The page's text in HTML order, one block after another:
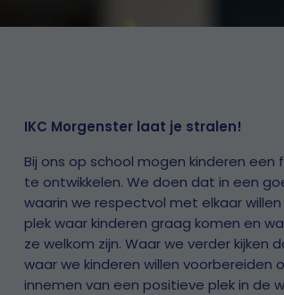
IKC Morgenster laat je stralen!
Bij ons op school mogen kinderen
te ontwikkelen. We doen dat in een
waarin we respectvol met elkaar
plek waar kinderen graag komen en
ze welkom zijn. Waar we verder
waar we kinderen willen voorbereiden
innemen van een positieve plek in de